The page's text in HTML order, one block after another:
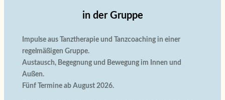
in der Gruppe
Impulse aus Tanztherapie und Tanzcoaching in einer
regelmäßigen Gruppe.
Austausch, Begegnung und Bewegung im Innen und
Außen.
Fünf Termine ab August 2026.